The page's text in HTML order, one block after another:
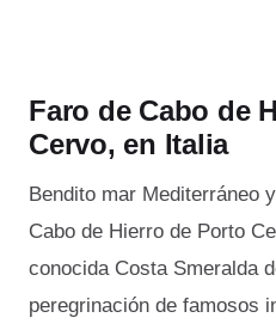
Faro de Cabo de
Cervo, en Italia
Bendito mar Mediterráneo
Cabo de Hierro de Porto
conocida Costa Smeralda
peregrinación de famosos